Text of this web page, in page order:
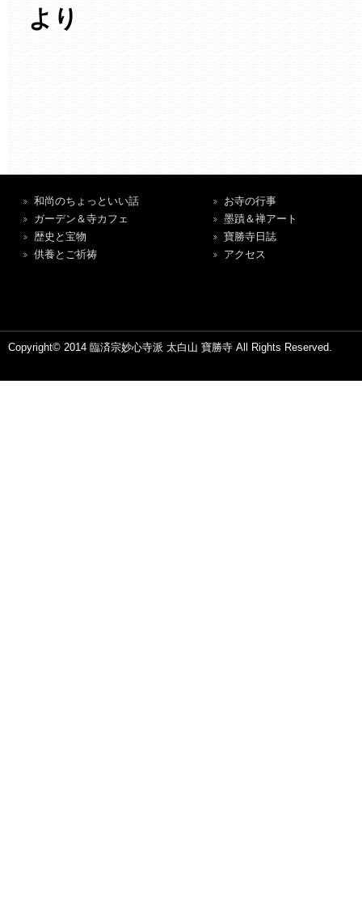
より
和尚のちょっといい話
ガーデン＆寺カフェ
歴史と宝物
供養とご祈祷
お寺の行事
墨蹟＆禅アート
寶勝寺日誌
アクセス
Copyright© 2014 臨済宗妙心寺派 太白山 寶勝寺 All Rights Reserved.